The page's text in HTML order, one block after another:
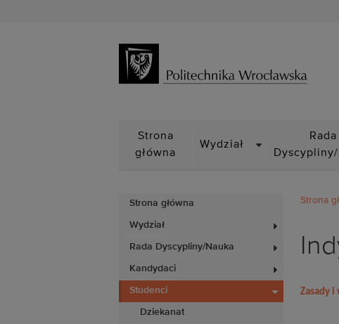
Strona
główna
Wydział
Rada
Strona główna
Wydział
Rada Dyscypliny/Nauka
Kandydaci
Studenci
Dziekanat
Strona
Zasady